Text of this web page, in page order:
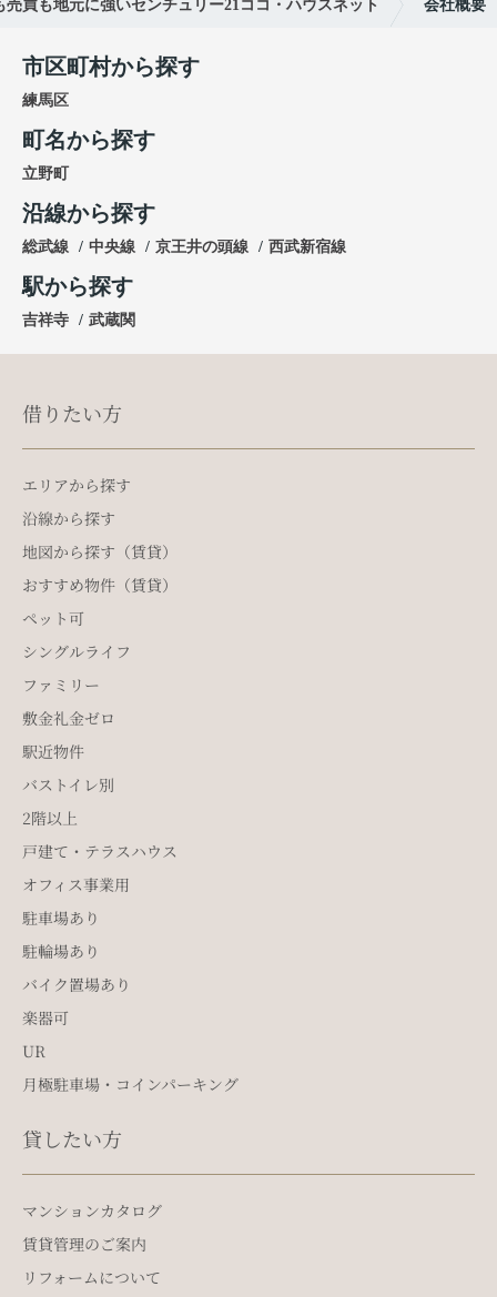
買も地元に強いセンチュリー21ココ・ハウスネット 会社概要
市区町村から探す
練馬区
町名から探す
立野町
沿線から探す
総武線 中央線 京王井の頭線 西武新宿線
駅から探す
吉祥寺 武蔵関
借りたい方
エリアから探す
沿線から探す
地図から探す（賃貸）
おすすめ物件（賃貸）
ペット可
シングルライフ
ファミリー
敷金礼金ゼロ
駅近物件
バストイレ別
2階以上
戸建て・テラスハウス
オフィス事業用
駐車場あり
駐輪場あり
バイク置場あり
楽器可
UR
月極駐車場・コインパーキング
貸したい方
マンションカタログ
賃貸管理のご案内
リフォームについて